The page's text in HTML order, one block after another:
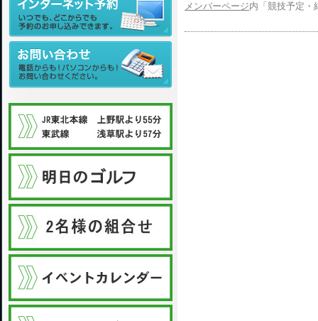
メンバーページ内「競技予定・